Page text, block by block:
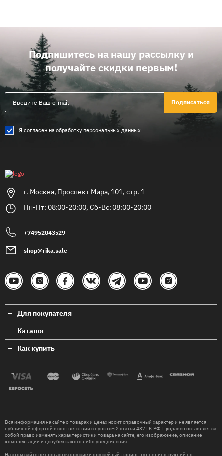
Подпишитесь на нашу рассылку и
получайте скидки первым!
Подписаться
Я согласен на обработку персональных данных
г. Москва, Проспект Мира, 101, стр. 1
Пн-Пт: 08:00-20:00, Сб-Вс: 08:00-20:00
+74952043529
shop@rika.sale
Для покупателя
Каталог
Как купить
Вся информация на сайте о товарах и ценах носит справочный характер и не является
публичной офертой в соответствии с пунктом 2 статьи 437 ГК РФ. Продавец оставляет за
собой право изменять характеристики товара на сайте, его изображение, описание
комплектации и цену без какого либо уведомления.
На этом сайте не продается оружие и оружейный тюнинг, тут нет инструкций по